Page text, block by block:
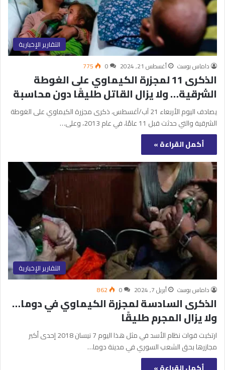
التقارير الإخبارية
داماس بوست أغسطس 21, 2024 0
775
الذكرى 11 لمجزرة الكيماوي على الغوطة
الشرقية… ولا يزال القاتل طليقًا دون محاسبة
يصادف اليوم الأربعاء 21 آب/آغسطس، ذكرى مجزرة الكيماوي على الغوطة
الشرقية والتي حدثت قبل 11 عامًا، في عام 2013، وعلى…
أكمل القراءة »
التقارير الإخبارية
داماس بوست أبريل 7, 2024 0
862
الذكرى السادسة لمجزرة الكيماوي في دوما…
ولا يزال المجرم طليقًا
ارتكبت قوات نظام الأسد في مثل هذا اليوم 7 نيسان 2018 إحدى أكبر
مجازرها بحق الشعب السوري في مدينة دوما…